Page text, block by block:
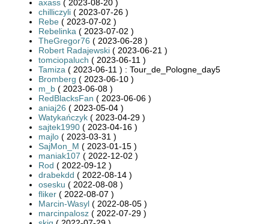
axass ( 2023-08-20 )
chilliczyli ( 2023-07-26 )
Rebe ( 2023-07-02 )
Rebelinka ( 2023-07-02 )
TheGregor76 ( 2023-06-28 )
Robert Radajewski ( 2023-06-21 )
tomciopaluch ( 2023-06-11 )
Tamiza ( 2023-06-11 ) : Tour_de_Pologne_day5
Bromberg ( 2023-06-10 )
m_b ( 2023-06-08 )
RedBlacksFan ( 2023-06-06 )
aniaj26 ( 2023-05-04 )
Watykańczyk ( 2023-04-29 )
sajtek1990 ( 2023-04-16 )
majlo ( 2023-03-31 )
SajMon_M ( 2023-01-15 )
maniak107 ( 2022-12-02 )
Rod ( 2022-09-12 )
drabekdd ( 2022-08-14 )
osesku ( 2022-08-08 )
fliker ( 2022-08-07 )
Marcin-Wasyl ( 2022-08-05 )
marcinpalosz ( 2022-07-29 )